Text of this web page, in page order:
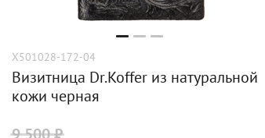
X501028-172-04
Визитница Dr.Koffer из натуральной
кожи черная